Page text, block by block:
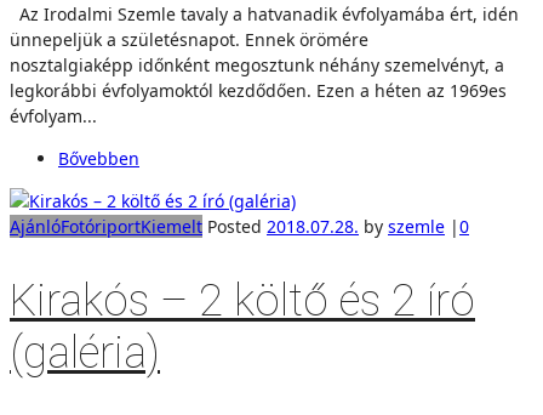
Az Irodalmi Szemle tavaly a hatvanadik évfolyamába ért, idén
ünnepeljük a születésnapot. Ennek örömére
nosztalgiaképp időnként megosztunk néhány szemelvényt, a
legkorábbi évfolyamoktól kezdődően. Ezen a héten az 1969es
évfolyam...
Bővebben
AjánlóFotóriportKiemelt Posted 2018.07.28. by szemle |0
Kirakós – 2 költő és 2 író
(galéria)